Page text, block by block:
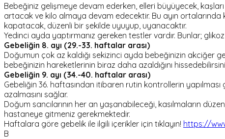
Bebeğiniz gelişmeye devam ederken, elleri büyüyecek,
artacak ve kilo almaya devam edecektir. Bu ayın ortalarında
kapatacak, düzenli bir şekilde uyuyup, uyanacaktır.
Yedinci ayda yaptırmanız gereken testler vardır. Bunlar;
Gebeliğin 8. ayı (29.-33. haftalar arası)
Doğumun çok az kaldığı sekizinci ayda bebeğinizin akciğer
bebeğinizin hareketlerinin biraz daha azaldığını
Gebeliğin 9. ayı (34.-40. haftalar arası)
Gebeliğin 36. haftasından itibaren rutin kontrollerin
azalmasını sağlar.
Doğum sancılarının her an yaşanabileceği, kasılmaların
hastaneye gitmeniz gerekmektedir.
Haftalara göre gebelik ile ilgili içerikler için tıklayın! https://
B